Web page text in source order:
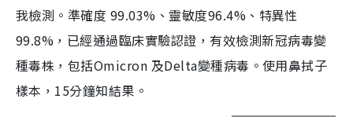
我檢測。準確度 99.03%、靈敏度96.4%、特異性
99.8%，已經通過臨床實驗認證，有效檢測新冠病毒變
種毒株，包括Omicron 及Delta變種病毒。使用鼻拭子
樣本，15分鐘知結果。